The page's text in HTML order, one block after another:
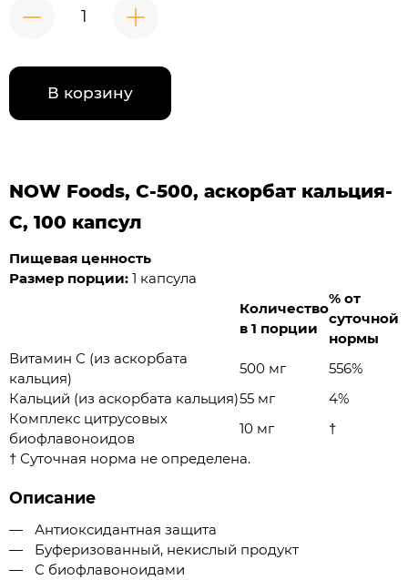
В корзину
NOW Foods, C-500, аскорбат кальция-
C, 100 капсул
Пищевая ценность
Размер порции: 1 капсула
Количество
в 1 порции
% от
суточной
нормы
Витамин С (из аскорбата
кальция)
500 мг
556%
Кальций (из аскорбата кальция)55 мг
4%
Комплекс цитрусовых
биофлавоноидов
10 мг
†
† Суточная норма не определена.
Описание
Антиоксидантная защита
Буферизованный, некислый продукт
С биофлавоноидами